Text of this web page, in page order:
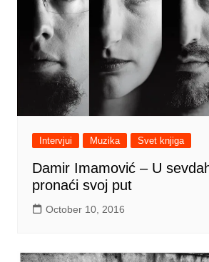
Intervjui Muzika Svet knjiga
Damir Imamović ‒ U
pronaći svoj put
October 10, 2016